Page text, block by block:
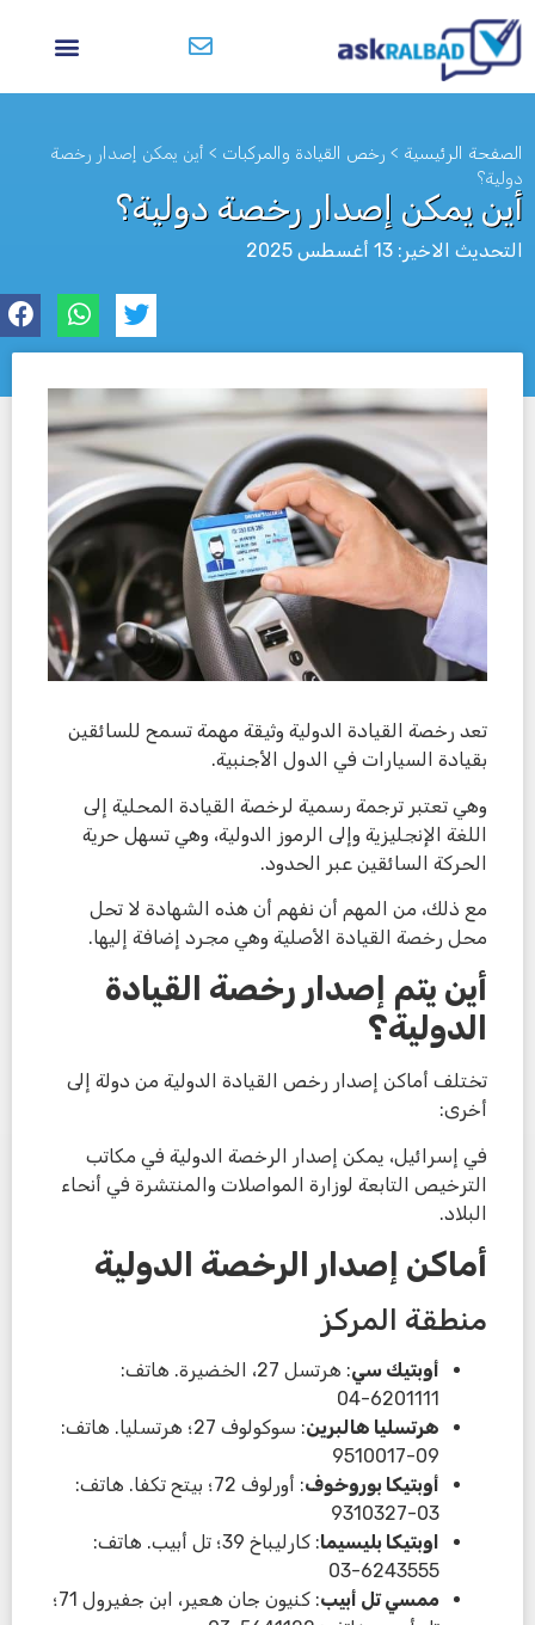
الصفحة الرئيسية > رخص القيادة والمركبات > أين يمكن إصدار رخصة
دولية؟
أين يمكن إصدار رخصة دولية؟
التحديث الاخير: 13 أغسطس 2025
تعد رخصة القيادة الدولية وثيقة مهمة تسمح للسائقين
بقيادة السيارات في الدول الأجنبية.
وهي تعتبر ترجمة رسمية لرخصة القيادة المحلية إلى
اللغة الإنجليزية وإلى الرموز الدولية، وهي تسهل حرية
الحركة السائقين عبر الحدود.
مع ذلك، من المهم أن نفهم أن هذه الشهادة لا تحل
محل رخصة القيادة الأصلية وهي مجرد إضافة إليها.
أين يتم إصدار رخصة القيادة
الدولية؟
تختلف أماكن إصدار رخص القيادة الدولية من دولة إلى
أخرى:
في إسرائيل، يمكن إصدار الرخصة الدولية في مكاتب
الترخيص التابعة لوزارة المواصلات والمنتشرة في أنحاء
البلاد.
أماكن إصدار الرخصة الدولية
منطقة المركز
أوبتيك سي
: هرتسل 27، الخضيرة. هاتف:
6201111-04
هرتسليا هالبرين
: سوكولوف 27؛ هرتسليا. هاتف:
09-9510017
أوبتيكا بوروخوف
: أورلوف 72؛ بيتح تكفا. هاتف:
03-9310327
اوبتيكا بليسيما
: كارليباخ 39؛ تل أبيب. هاتف:
6243555-03
ممسي تل أبيب
: كنيون جان هعير، ابن جفيرول 71؛